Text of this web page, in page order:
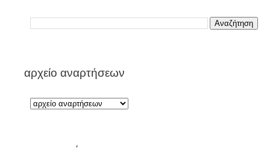
αρχείο αναρτήσεων